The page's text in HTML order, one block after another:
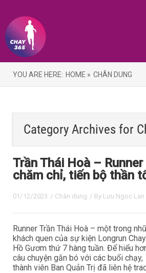
YOU ARE HERE: HOME » CHÂN DUNG
Category Archives for
Trần Thái Hoà – Runner
chăm chỉ, tiến bộ thần
01/12/2023 / Chân dung / By Lưu Ngọc Lan
Runner Trần Thái Hoà – một trong
khách quen của sự kiện Longrun
Hồ Gươm thứ 7 hàng tuần. Để hiểu
câu chuyện gắn bó với các buổi chạy,
thành viên Ban Quản Trị đã liên hệ